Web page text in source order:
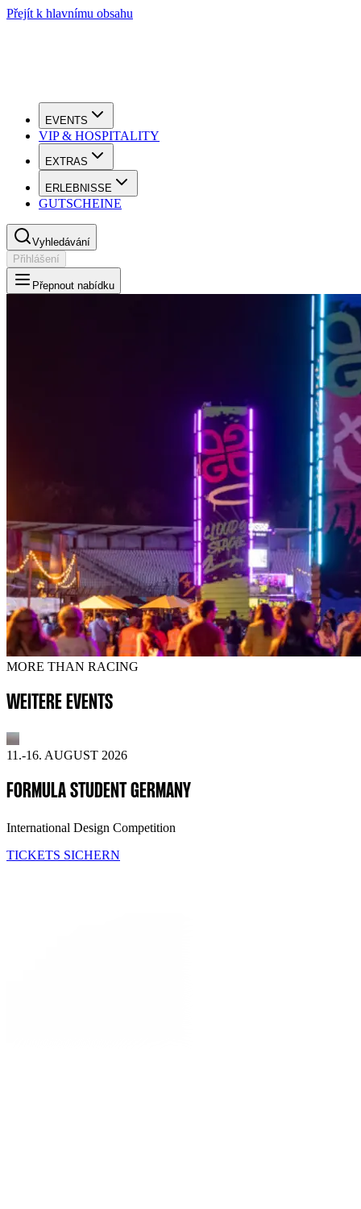
Přejít k hlavnímu obsahu
EVENTS
VIP & HOSPITALITY
EXTRAS
ERLEBNISSE
GUTSCHEINE
Vyhledávání
Přihlášení
Přepnout nabídku
MORE THAN RACING
WEITERE EVENTS
11.-16. AUGUST 2026
FORMULA STUDENT GERMANY
International Design Competition
TICKETS SICHERN